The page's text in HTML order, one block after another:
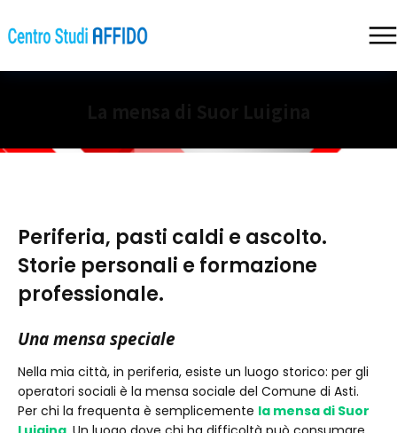
Periferia, pasti caldi e ascolto.
Storie personali e formazione
professionale.
Una mensa speciale
Nella mia città, in periferia, esiste un luogo storico: per gli
operatori sociali è la mensa sociale del Comune di Asti.
Per chi la frequenta è semplicemente la mensa di Suor